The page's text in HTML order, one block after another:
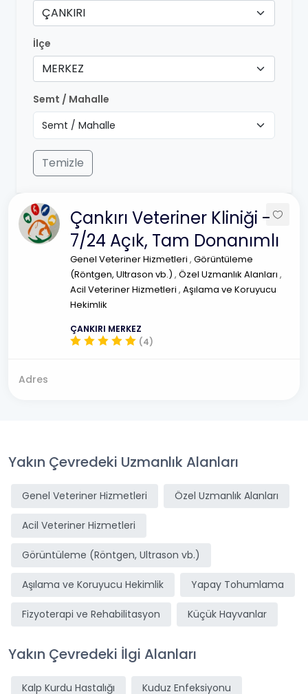
ÇANKIRI
İlçe
MERKEZ
Semt / Mahalle
Temizle
Çankırı Veteriner Kliniği -
7/24 Açık, Tam Donanımlı
Genel Veteriner Hizmetleri , Görüntüleme
(Röntgen, Ultrason vb.) , Özel Uzmanlık Alanları ,
Acil Veteriner Hizmetleri , Aşılama ve Koruyucu
Hekimlik
ÇANKIRI MERKEZ
(4)
Adres
Yakın Çevredeki Uzmanlık Alanları
Genel Veteriner Hizmetleri Özel Uzmanlık Alanları
Acil Veteriner Hizmetleri
Görüntüleme (Röntgen, Ultrason vb.)
Aşılama ve Koruyucu Hekimlik Yapay Tohumlama
Fizyoterapi ve Rehabilitasyon Küçük Hayvanlar
Yakın Çevredeki İlgi Alanları
Kalp Kurdu Hastalığı Kuduz Enfeksiyonu